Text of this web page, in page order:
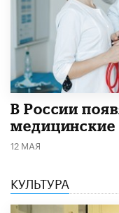
В России
медицинские
12 МАЯ
КУЛЬТУРА